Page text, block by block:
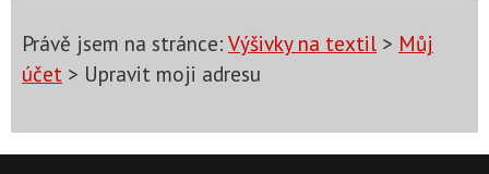
Právě jsem na stránce: Výšivky na textil > Můj
účet > Upravit moji adresu